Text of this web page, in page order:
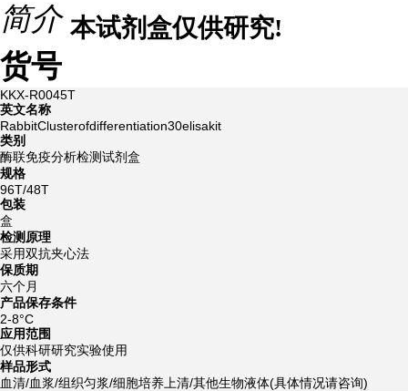
简介 本试剂盒仅供研究!
货号
KKX-R0045T
英文名称
RabbitClusterofdifferentiation30elisakit
类别
酶联免疫分析检测试剂盒
规格
96T/48T
包装
盒
检测原理
采用双抗夹心法
保质期
六个月
产品保存条件
2-8°C
应用范围
仅供科研研究实验使用
样品形式
血清/血浆/组织匀浆/细胞培养上清/其他生物液体(具体情况请咨询)